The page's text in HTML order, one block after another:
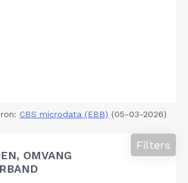
CBS microdata (EBB) (05-03-2026)
OMVANG
Filters